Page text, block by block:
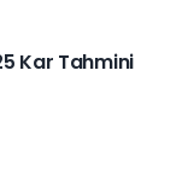
Kar Tahmini